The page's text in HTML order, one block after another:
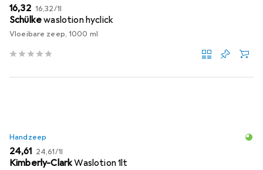
EUR
16,32 EUR
16,32/1l
Schülkewaslotion hyclick
Vloeibare zeep, 1000 ml
Handzeep
EUR
24,61 EUR
24,61/1l
Kimberly-ClarkWaslotion 1lt